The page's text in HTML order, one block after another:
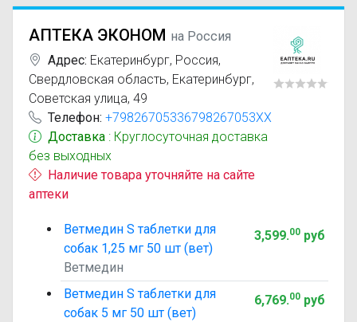
АПТЕКА ЭКОНОМ на Россия
Адрес: Екатеринбург, Россия,
Свердловская область, Екатеринбург,
Советская улица, 49
Телефон: +79826705336798267053XX
Доставка : Круглосуточная доставка
без выходных
Наличие товара уточняйте на сайте
аптеки
Ветмедин S таблетки для
собак 1,25 мг 50 шт (вет)
Ветмедин
3,599.00руб
Ветмедин S таблетки для
собак 5 мг 50 шт (вет)
6,769.00руб